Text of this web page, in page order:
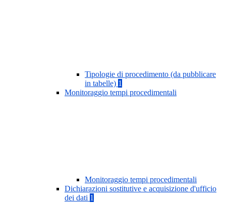
Tipologie di procedimento (da pubblicare
in tabelle) 1
Monitoraggio tempi procedimentali
Monitoraggio tempi procedimentali
Dichiarazioni sostitutive e acquisizione d'ufficio
dei dati 1